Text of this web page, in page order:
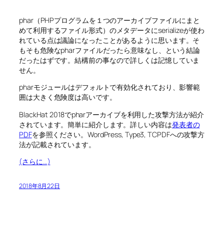
phar（PHPプログラムを１つのアーカイブファイルにまと
めて利用するファイル形式）のメタデータにserializeが使わ
れている点は議論になったことがあるように思います。そ
もそも危険なpharファイルだったら意味なし、という結論
だったはずです。結構前の事なので詳しくは記憶していま
せん。
pharモジュールはデフォルトで有効化されており、影響範
囲は大きく危険度は高いです。
BlackHat 2018でpharアーカイブを利用した攻撃方法が紹介
されています。簡単に紹介します。詳しい内容は発表者の
PDFを参照ください。WordPress, Type3, TCPDFへの攻撃方
法が記載されています。
(さらに…)
2018年8月22日